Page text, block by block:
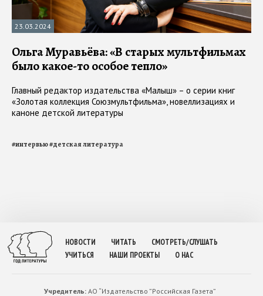
23.03.2024
Ольга Муравьёва: «В старых мультфильмах
было какое-то особое тепло»
Главный редактор издательства «Малыш» – о серии книг
«Золотая коллекция Союзмультфильма», новеллизациях и
каноне детской литературы
#интервью#детская литература
НОВОСТИ ЧИТАТЬ
СМОТРЕТЬ/СЛУШАТЬ
УЧИТЬСЯ
НАШИ ПРОЕКТЫ О НАС
Учредитель:АО “Издательство ”Российская Газета”